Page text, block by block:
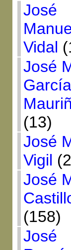
José
Vidal
José
(13)
José
Vigil
José
(158)
José